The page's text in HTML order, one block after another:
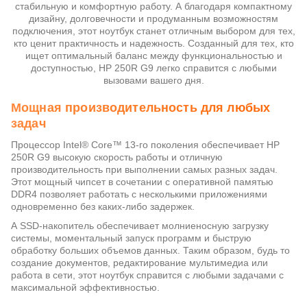
стабильную и комфортную работу. А благодаря компактному
дизайну, долговечности и продуманным возможностям
подключения, этот ноутбук станет отличным выбором для тех,
кто ценит практичность и надежность. Созданный для тех, кто
ищет оптимальный баланс между функциональностью и
доступностью, HP 250R G9 легко справится с любыми
вызовами вашего дня.
Мощная производительность для любых
задач
Процессор Intel® Core™ 13-го поколения обеспечивает HP
250R G9 высокую скорость работы и отличную
производительность при выполнении самых разных задач.
Этот мощный чипсет в сочетании с оперативной памятью
DDR4 позволяет работать с несколькими приложениями
одновременно без каких-либо задержек.
А SSD-накопитель обеспечивает молниеносную загрузку
системы, моментальный запуск программ и быструю
обработку больших объемов данных. Таким образом, будь то
создание документов, редактирование мультимедиа или
работа в сети, этот ноутбук справится с любыми задачами с
максимальной эффективностью.